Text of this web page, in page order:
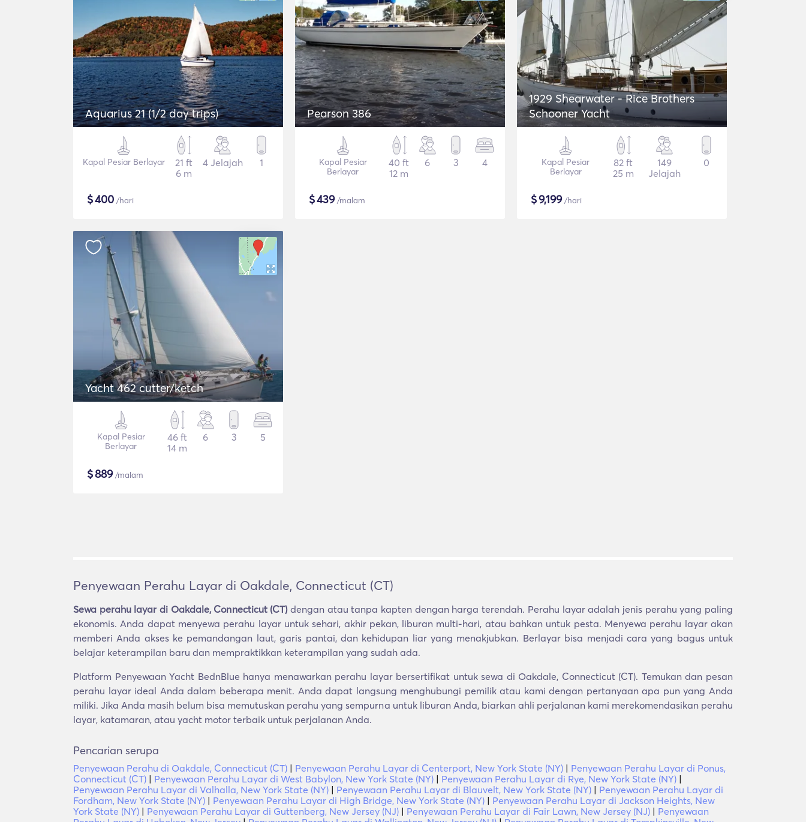
Aquarius 21 (1/2 day trips)
Kapal Pesiar Berlayar
21 ft
6 m
4 Jelajah 1
$400 /hari
Pearson 386
Kapal Pesiar
Berlayar
40 ft
12 m
6 3 4
$439/malam
1929 Shearwater - Rice Brothers
Schooner Yacht
Kapal Pesiar
Berlayar
82 ft
25 m
149
Jelajah
0
$9,199/hari
Yacht 462 cutter/ketch
Kapal Pesiar
Berlayar
46 ft
14 m
6 3 5
$889/malam
Penyewaan Perahu Layar di Oakdale, Connecticut (CT)
Sewa perahu layar di Oakdale, Connecticut (CT)dengan atau tanpa kapten dengan harga terendah. Perahu layar adalah jenis perahu yang paling
ekonomis. Anda dapat menyewa perahu layar untuk sehari, akhir pekan, liburan multi-hari, atau bahkan untuk pesta. Menyewa perahu layar akan
memberi Anda akses ke pemandangan laut, garis pantai, dan kehidupan liar yang menakjubkan. Berlayar bisa menjadi cara yang bagus untuk
belajar keterampilan baru dan mempraktikkan keterampilan yang sudah ada.
Platform Penyewaan Yacht BednBlue hanya menawarkan perahu layar bersertifikat untuk sewa di Oakdale, Connecticut (CT). Temukan dan pesan
perahu layar ideal Anda dalam beberapa menit. Anda dapat langsung menghubungi pemilik atau kami dengan pertanyaan apa pun yang Anda
miliki. Jika Anda masih belum bisa memutuskan perahu yang sempurna untuk liburan Anda, biarkan ahli perjalanan kami merekomendasikan perahu
layar, katamaran, atau yacht motor terbaik untuk perjalanan Anda.
Pencarian serupa
Penyewaan Perahu di Oakdale, Connecticut (CT) | Penyewaan Perahu Layar di Centerport, New York State (NY) | Penyewaan Perahu Layar di Ponus,
Connecticut (CT) | Penyewaan Perahu Layar di West Babylon, New York State (NY) | Penyewaan Perahu Layar di Rye, New York State (NY) |
Penyewaan Perahu Layar di Valhalla, New York State (NY) | Penyewaan Perahu Layar di Blauvelt, New York State (NY) | Penyewaan Perahu Layar di
Fordham, New York State (NY) | Penyewaan Perahu Layar di High Bridge, New York State (NY) | Penyewaan Perahu Layar di Jackson Heights, New
York State (NY) | Penyewaan Perahu Layar di Guttenberg, New Jersey (NJ) | Penyewaan Perahu Layar di Fair Lawn, New Jersey (NJ) | Penyewaan